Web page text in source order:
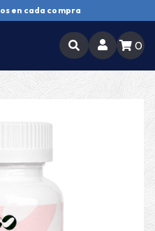
en cada compra
0